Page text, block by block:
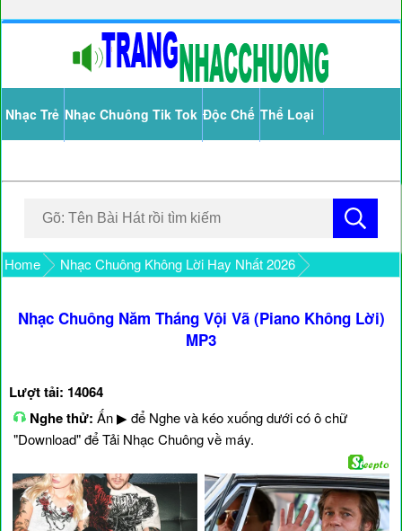
Nhạc Trẻ Nhạc Chuông Tik Tok Độc Chế Thể Loại
Home Nhạc Chuông Không Lời Hay Nhất 2026
Nhạc Chuông Năm Tháng Vội Vã (Piano Không Lời)
MP3
Lượt tải: 14064
Nghe thử: Ấn ▶ để Nghe và kéo xuống dưới có ô chữ
"Download" để Tải Nhạc Chuông về máy.